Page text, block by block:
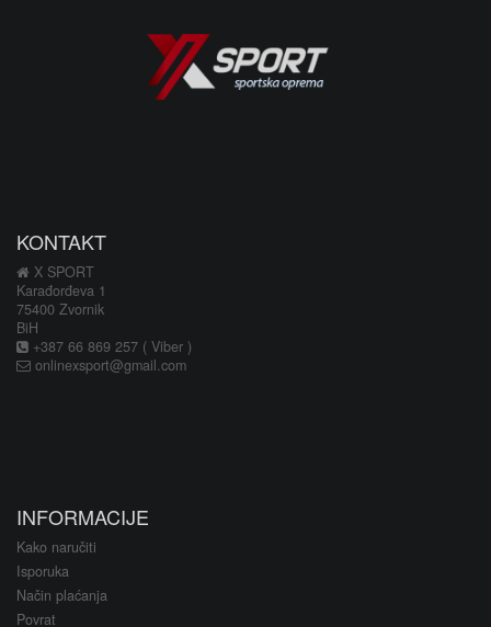
KONTAKT
X SPORT
Karađorđeva 1
75400 Zvornik
BiH
+387 66 869 257 ( Viber )
onlinexsport@gmail.com
INFORMACIJE
Kako naručiti
Isporuka
Način plaćanja
Povrat